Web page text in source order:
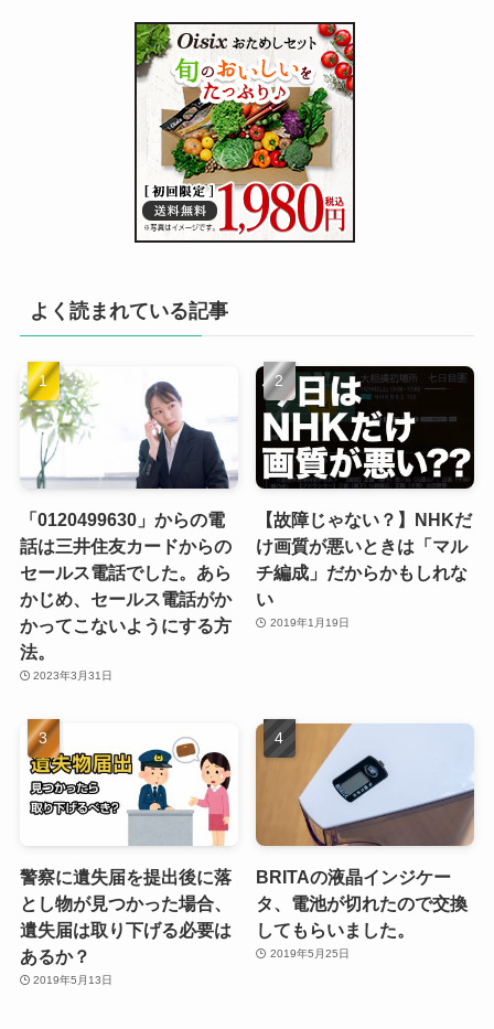
よく読まれている記事
「0120499630」からの電
話は三井住友カードからの
セールス電話でした。あら
かじめ、セールス電話がか
かってこないようにする方
法。
2023年3月31日
【故障じゃない？】NHKだ
け画質が悪いときは「マル
チ編成」だからかもしれな
い
2019年1月19日
警察に遺失届を提出後に落
とし物が見つかった場合、
遺失届は取り下げる必要は
あるか？
2019年5月13日
BRITAの液晶インジケー
タ、電池が切れたので交換
してもらいました。
2019年5月25日